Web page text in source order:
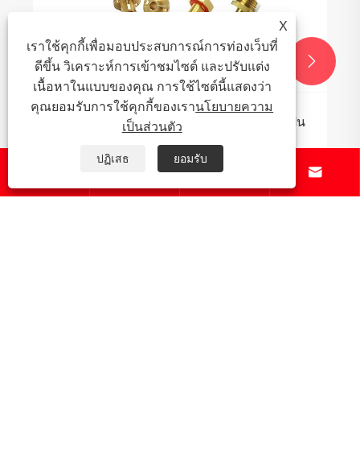
เหตุใดชิ้นส่วนหล่อการลงทุนทองแดงจึงจำเป็น
 
 
X
เราใช้คุกกี้เพื่อมอบประสบการณ์การท่องเว็บที่
ดีขึ้น วิเคราะห์การเข้าชมไซต์ และปรับแต่ง
เนื้อหาในแบบของคุณ การใช้ไซต์นี้แสดงว่า
คุณยอมรับการใช้คุกกี้ของเรานโยบายความ
เป็นส่วนตัว
ปฏิเสธ ยอมรับ